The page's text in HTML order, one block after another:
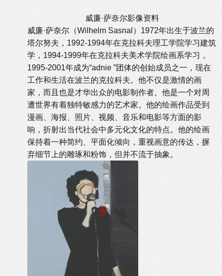
威廉·萨奈尔影像资料
威廉·萨奈尔（Wilhelm Sasnal）1972年出生于波兰的
塔尔努夫，1992-1994年在克拉科夫理工学院学习建筑
学，1994-1999年在克拉科夫美术学院绘画系学习，
1995-2001年成为“adnie ”团体的创始成员之一，现在
工作和生活在波兰的克拉科夫。他不仅是激情的画
家，而且也是才华出众的电影制作者。他是一个对周
遭世界有着独特敏感力的艺术家。他的绘画作品受到
漫画、海报、照片、视频、音乐和电影等方面的影
响，折射出当代社会中多元化文化的特点。他的绘画
保持着一种简约、平面化倾向，重视画意的传达，摒
弃细节上的雕琢和粉饰，但并不流于抽象。